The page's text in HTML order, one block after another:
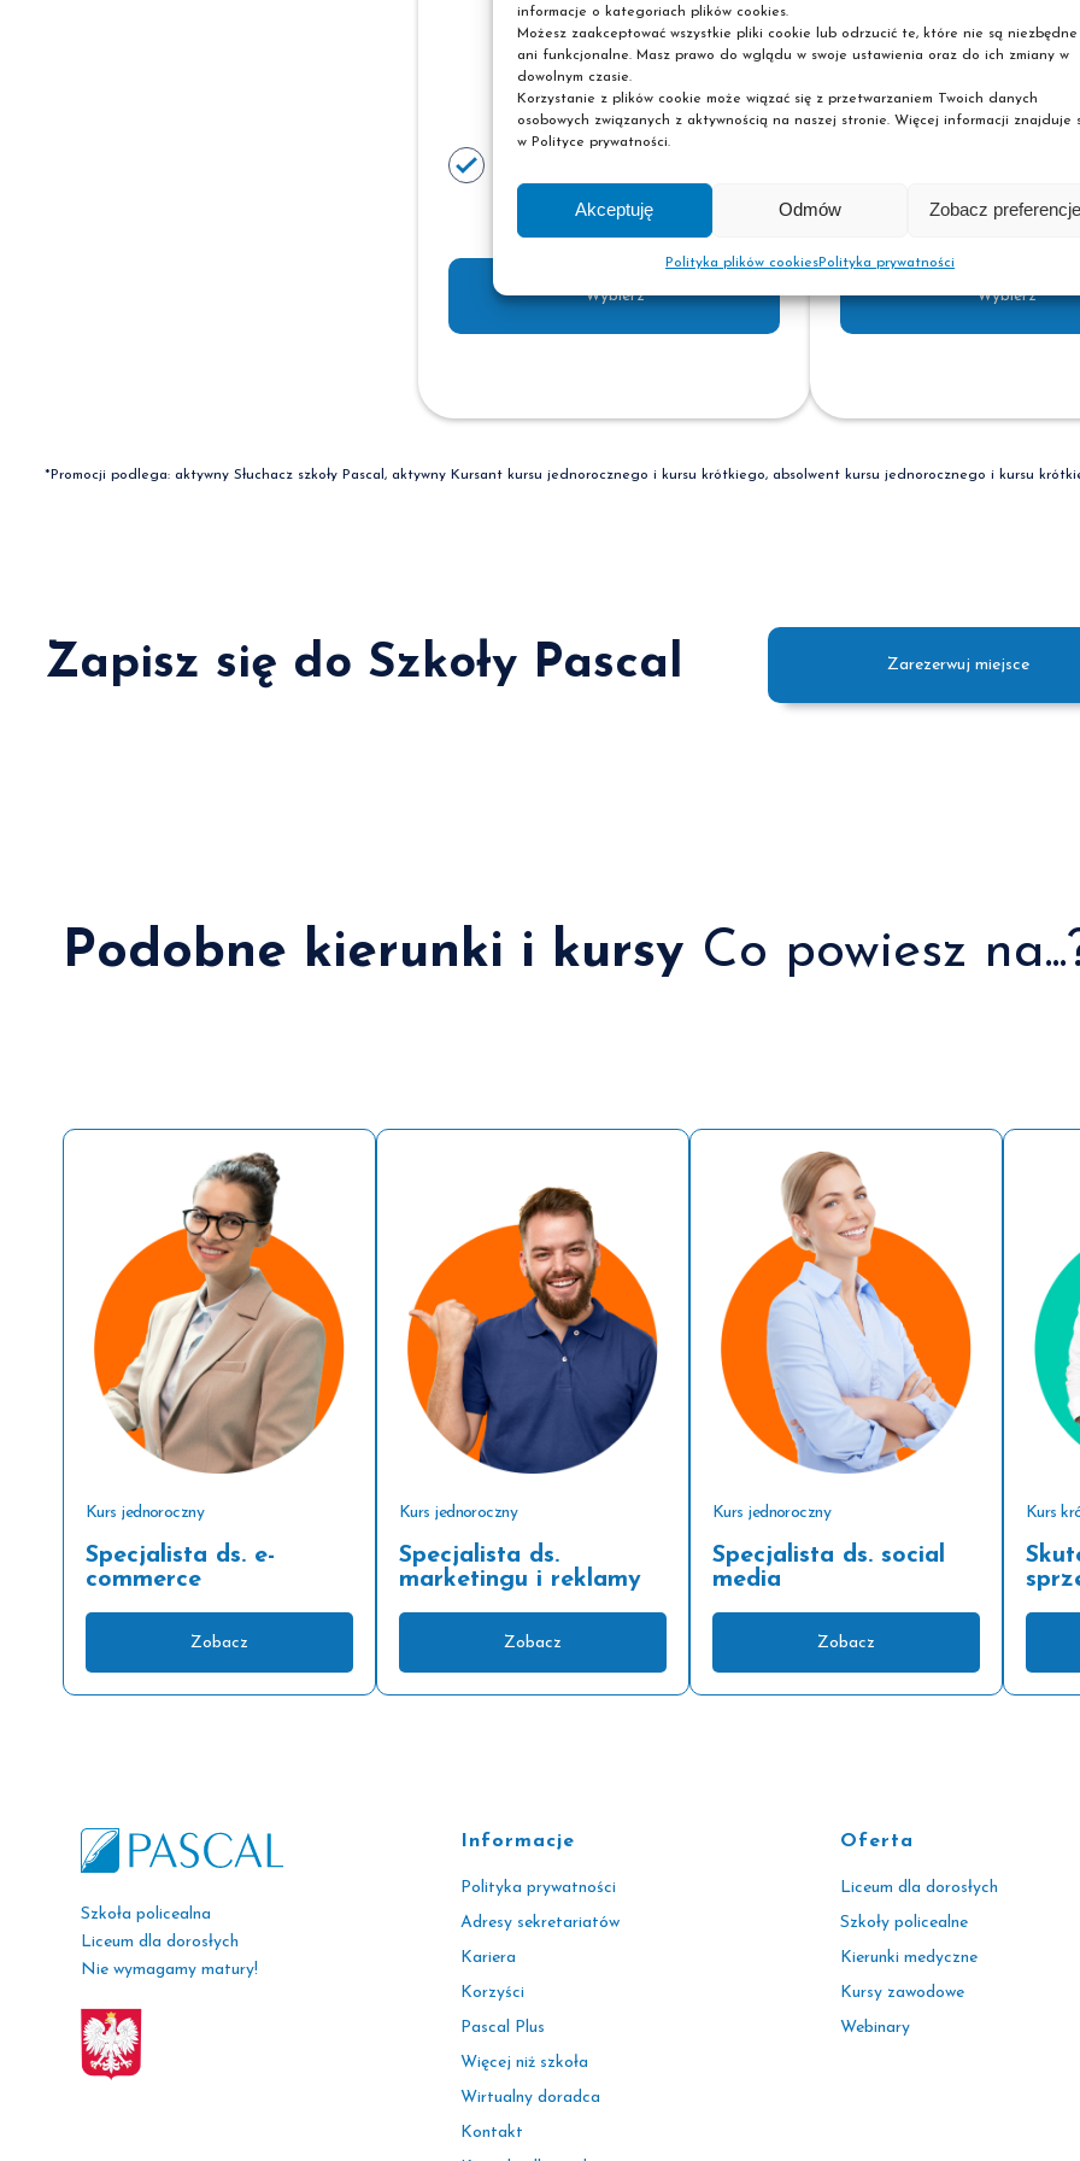
informacje o kategoriach plików cookies.
Możesz zaakceptować wszystkie pliki cookie lub odrzucić te, które nie są niezbędne
ani funkcjonalne. Masz prawo do wglądu w swoje ustawienia oraz do ich zmiany w
dowolnym czasie.
Korzystanie z plików cookie może wiązać się z przetwarzaniem Twoich danych
osobowych związanych z aktywnością na naszej stronie. Więcej informacji znajduje
w Polityce prywatności.
Akceptuję Odmów Zobacz preferencje
Polityka plików cookiesPolityka prywatności
Wybierz
Dla aktywnego
Wybierz
*Promocji podlega: aktywny Słuchacz szkoły Pascal, aktywny Kursant kursu jednorocznego i kursu krótkiego, absolwent kursu jednorocznego i kursu
Zapisz się do Szkoły Pascal Zarezerwuj miejsce
Podobne kierunki i kursy Co powiesz
Kurs jednoroczny
Specjalista ds. e-
commerce
Zobacz
Kurs jednoroczny
Specjalista ds.
marketingu i reklamy
Zobacz
Kurs jednoroczny
Specjalista ds. social
media
Zobacz
Kurs
Szkoła policealna
Liceum dla dorosłych
Nie wymagamy matury!
Informacje
Polityka prywatności
Adresy sekretariatów
Kariera
Korzyści
Pascal Plus
Więcej niż szkoła
Wirtualny doradca
Kontakt
Oferta
Liceum dla dorosłych
Szkoły policealne
Kierunki medyczne
Kursy zawodowe
Webinary